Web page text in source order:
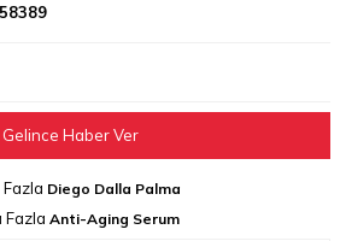
Gelince Haber Ver
Diego Dalla Palma
Fazla Anti-Aging Serum